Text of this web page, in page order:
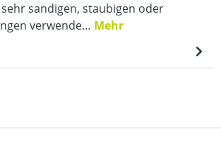
sandigen, staubigen oder
verwende… Mehr